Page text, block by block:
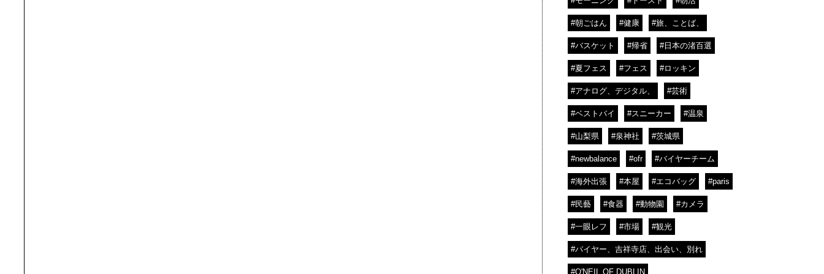
#朝ごはん #健康 #旅、ことば、
#バスケット #帰省 #日本の渚百選
#夏フェス #フェス #ロッキン
#アナログ、デジタル、 #芸術
#ベストバイ #スニーカー #温泉
#山梨県 #泉神社 #茨城県
#newbalance #ofr #バイヤーチーム
#海外出張 #本屋 #エコバッグ #paris
#民藝 #食器 #動物園 #カメラ
#一眼レフ #市場 #観光
#バイヤー、吉祥寺店、出会い、別れ
#O'NEIL OF DUBLIN